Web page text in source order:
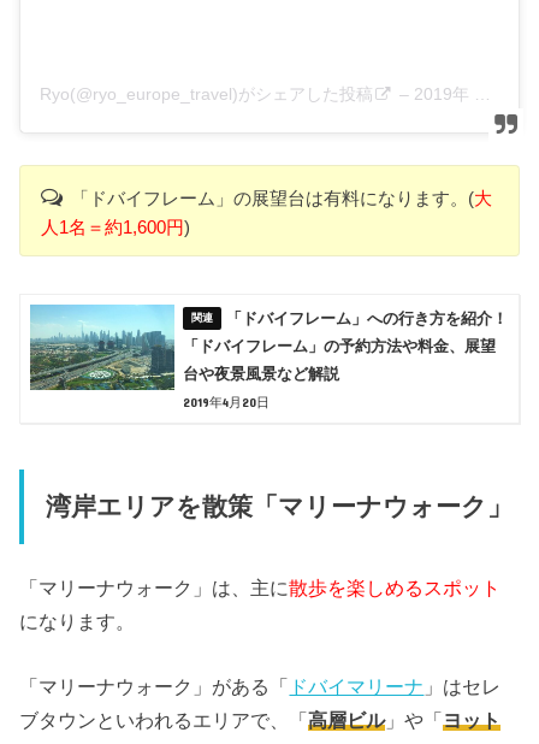
Ryo(@ryo_europe_travel)がシェアした投稿 – 2019年 4月月14日午後7時52分PDT
「ドバイフレーム」の展望台は有料になります。(大
人1名＝約1,600円)
「ドバイフレーム」への行き方を紹介！
「ドバイフレーム」の予約方法や料金、展望
台や夜景風景など解説
2019年4月20日
湾岸エリアを散策「マリーナウォーク」
「マリーナウォーク」は、主に散歩を楽しめるスポット
になります。
「マリーナウォーク」がある「 ドバイマリーナ 」はセレ
ブタウンといわれるエリアで、「高層ビル」や「ヨット